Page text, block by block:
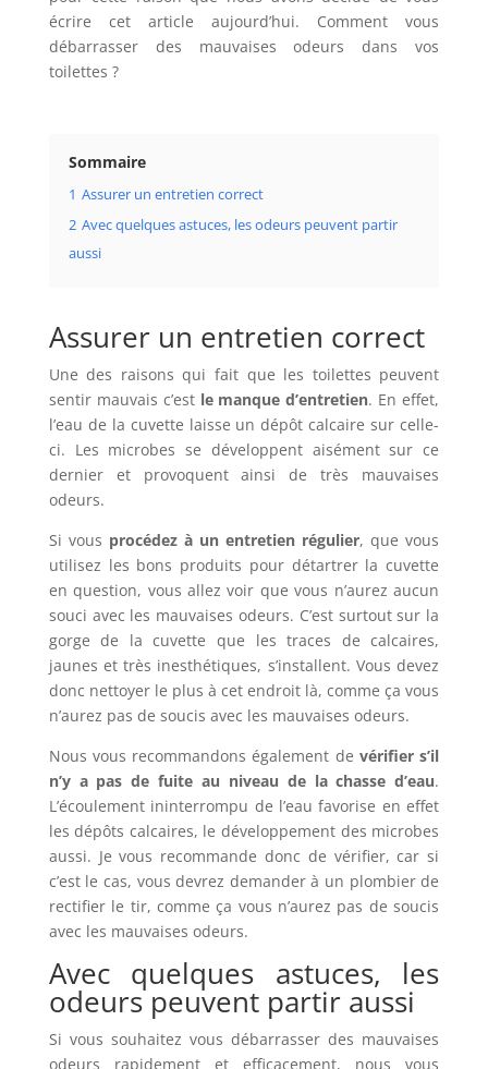
écrire cet article aujourd’hui. Comment vous
débarrasser des mauvaises odeurs dans vos
toilettes ?
Sommaire
1 Assurer un entretien correct
2 Avec quelques astuces, les odeurs peuvent partir
aussi
Assurer un entretien correct
Une des raisons qui fait que les toilettes peuvent
sentir mauvais c’est le manque d’entretien. En effet,
l’eau de la cuvette laisse un dépôt calcaire sur celle-
ci. Les microbes se développent aisément sur ce
dernier et provoquent ainsi de très mauvaises
odeurs.
Si vous procédez à un entretien régulier, que vous
utilisez les bons produits pour détartrer la cuvette
en question, vous allez voir que vous n’aurez aucun
souci avec les mauvaises odeurs. C’est surtout sur la
gorge de la cuvette que les traces de calcaires,
jaunes et très inesthétiques, s’installent. Vous devez
donc nettoyer le plus à cet endroit là, comme ça vous
n’aurez pas de soucis avec les mauvaises odeurs.
Nous vous recommandons également de vérifier s’il
n’y a pas de fuite au niveau de la chasse d’eau.
L’écoulement ininterrompu de l’eau favorise en effet
les dépôts calcaires, le développement des microbes
aussi. Je vous recommande donc de vérifier, car si
c’est le cas, vous devrez demander à un plombier de
rectifier le tir, comme ça vous n’aurez pas de soucis
avec les mauvaises odeurs.
Avec quelques astuces, les
odeurs peuvent partir aussi
Si vous souhaitez vous débarrasser des mauvaises
odeurs rapidement et efficacement, nous vous